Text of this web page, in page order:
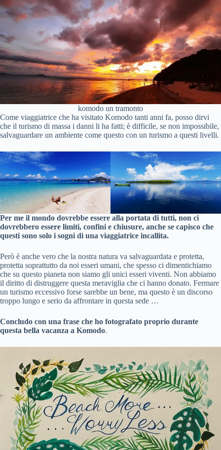
komodo un tramonto
Come viaggiatrice che ha visitato Komodo tanti anni fa, posso dirvi
che il turismo di massa i danni li ha fatti; è difficile, se non impossibile,
salvaguardare un ambiente come questo con un turismo a questi livelli.
Per me il mondo dovrebbe essere alla portata di tutti, non ci
dovrebbero essere limiti, confini e chiusure, anche se capisco che
questi sono solo i sogni di una viaggiatrice incallita.
Però è anche vero che la nostra natura va salvaguardata e protetta,
protetta soprattutto da noi esseri umani, che spesso ci dimentichiamo
che su questo pianeta non siamo gli unici esseri viventi. Non abbiamo
il diritto di distruggere questa meraviglia che ci hanno donato. Fermare
un turismo eccessivo forse sarebbe un bene, ma questo è un discorso
troppo lungo e serio da affrontare in questa sede …
Concludo con una frase che ho fotografato proprio durante
questa bella vacanza a Komodo.